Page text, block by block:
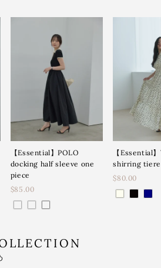
【Essential】POLO
docking half sleeve one
piece
$85.00
【Essential
shirring
$80.00